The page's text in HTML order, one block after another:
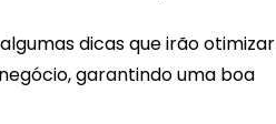
dicas que irão otimizar
garantindo uma boa